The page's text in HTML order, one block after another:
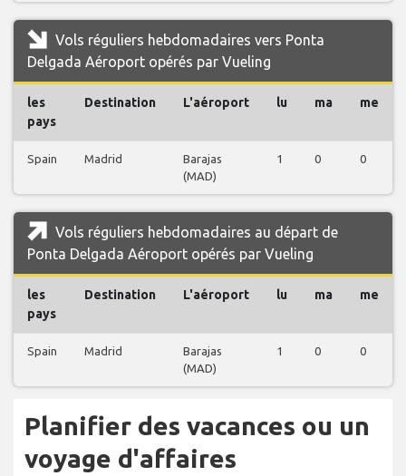
Vols réguliers hebdomadaires vers Ponta
Delgada Aéroport opérés par Vueling
les
pays
Destination L'aéroport lu ma me
Spain Madrid
Barajas
(MAD)
1 0 0
Vols réguliers hebdomadaires au départ de
Ponta Delgada Aéroport opérés par Vueling
les
pays
Destination L'aéroport lu ma me
Spain Madrid
Barajas
(MAD)
1 0 0
Planifier des vacances ou un
voyage d'affaires